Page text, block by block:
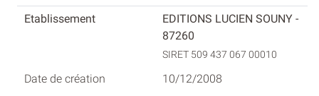
EDITIONS LUCIEN SOUNY -
87260
SIRET 509 437 067 00010
10/12/2008